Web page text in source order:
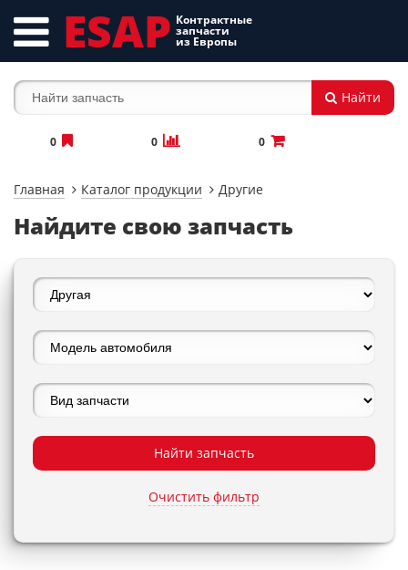
ESAP Контрактные
запчасти
из Европы
Найти
0 0 0
Главная Каталог продукции Другие
Найдите свою запчасть
Найти запчасть
Очистить фильтр